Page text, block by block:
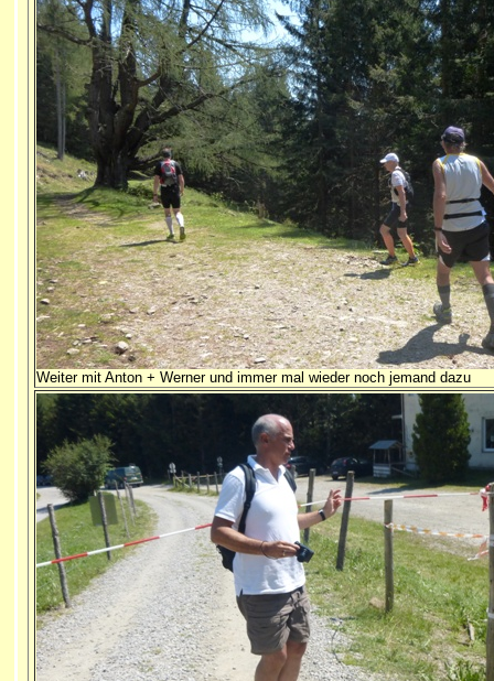
Weiter mit Anton + Werner und immer mal wieder noch jemand dazu